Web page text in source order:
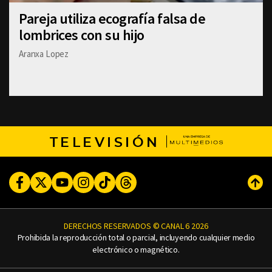
Pareja utiliza ecografía falsa de
lombrices con su hijo
Aranxa Lopez
TELEVISIÓN
FacebookTwitterYoutubeInstagram
TikTokThreads
DERECHOS RESERVADOS © CANAL 6 2026
Prohibida la reproducción total o parcial, incluyendo cualquier medio
electrónico o magnético.